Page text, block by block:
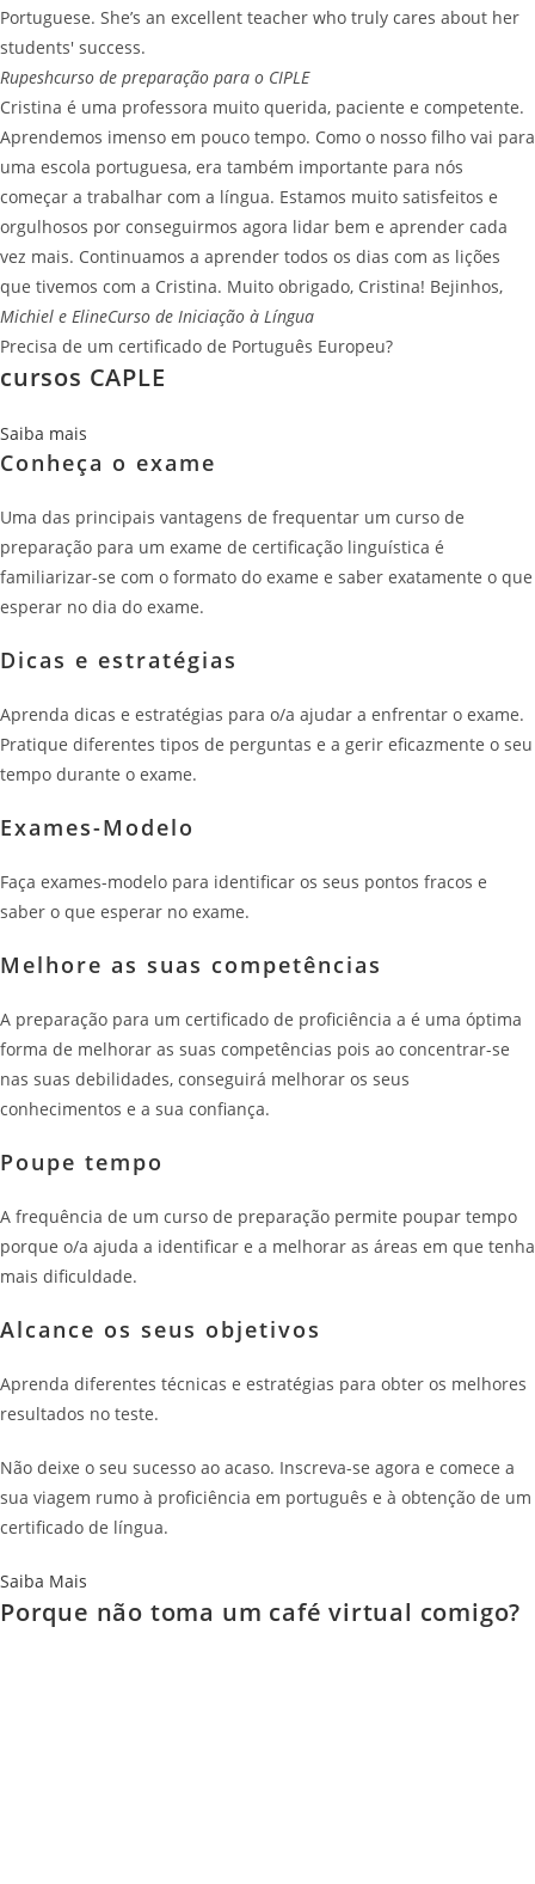
Portuguese. She’s an excellent teacher who truly cares about her
students' success.
Rupeshcurso de preparação para o CIPLE
Cristina é uma professora muito querida, paciente e competente.
Aprendemos imenso em pouco tempo. Como o nosso filho vai para
uma escola portuguesa, era também importante para nós
começar a trabalhar com a língua. Estamos muito satisfeitos e
orgulhosos por conseguirmos agora lidar bem e aprender cada
vez mais. Continuamos a aprender todos os dias com as lições
que tivemos com a Cristina. Muito obrigado, Cristina! Bejinhos,
Michiel e ElineCurso de Iniciação à Língua
Precisa de um certificado de Português Europeu?
cursos CAPLE
Saiba mais
Conheça o exame
Uma das principais vantagens de frequentar um curso de
preparação para um exame de certificação linguística é
familiarizar-se com o formato do exame e saber exatamente o que
esperar no dia do exame.
Dicas e estratégias
Aprenda dicas e estratégias para o/a ajudar a enfrentar o exame.
Pratique diferentes tipos de perguntas e a gerir eficazmente o seu
tempo durante o exame.
Exames-Modelo
Faça exames-modelo para identificar os seus pontos fracos e
saber o que esperar no exame.
Melhore as suas competências
A preparação para um certificado de proficiência a é uma óptima
forma de melhorar as suas competências pois ao concentrar-se
nas suas debilidades, conseguirá melhorar os seus
conhecimentos e a sua confiança.
Poupe tempo
A frequência de um curso de preparação permite poupar tempo
porque o/a ajuda a identificar e a melhorar as áreas em que tenha
mais dificuldade.
Alcance os seus objetivos
Aprenda diferentes técnicas e estratégias para obter os melhores
resultados no teste.
Não deixe o seu sucesso ao acaso. Inscreva-se agora e comece a
sua viagem rumo à proficiência em português e à obtenção de um
certificado de língua.
Saiba Mais
Porque não toma um café virtual comigo?